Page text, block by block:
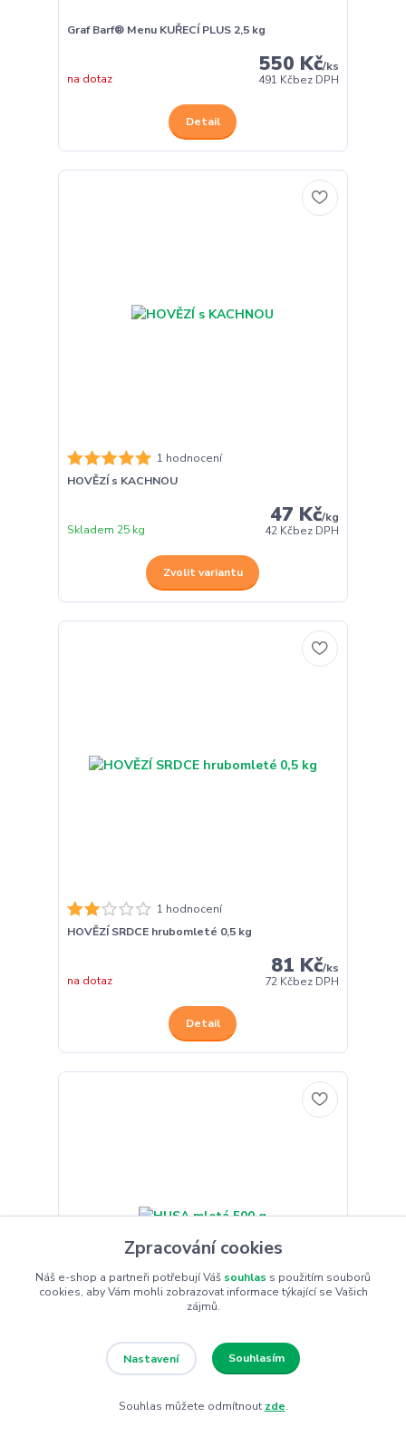
Graf Barf® Menu KUŘECÍ PLUS 2,5 kg
550 Kč/ks
491 Kčbez DPH
na dotaz
Detail
1 hodnocení
HOVĚZÍ s KACHNOU
47 Kč/kg
42 Kčbez DPH
Skladem 25 kg
Zvolit variantu
1 hodnocení
HOVĚZÍ SRDCE hrubomleté 0,5 kg
81 Kč/ks
72 Kčbez DPH
na dotaz
Detail
4 hodnocení
127 Kč
Zpracování cookies
Náš e-shop a partneři potřebují Váš souhlas s použitím souborů
cookies, aby Vám mohli zobrazovat informace týkající se Vašich
zájmů.
Nastavení Souhlasím
Souhlas můžete odmítnout zde.